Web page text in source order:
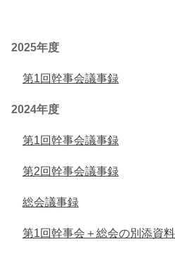
2025年度
第1回幹事会議事録
2024年度
第1回幹事会議事録
第2回幹事会議事録
総会議事録
第1回幹事会＋総会の別添資